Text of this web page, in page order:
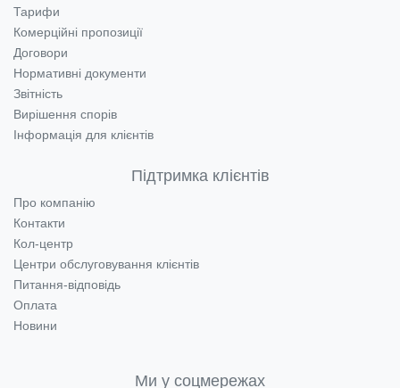
Тарифи
Комерційні пропозиції
Договори
Нормативні документи
Звітність
Вирішення спорів
Інформація для клієнтів
Підтримка клієнтів
Про компанію
Контакти
Кол-центр
Центри обслуговування клієнтів
Питання-відповідь
Оплата
Новини
Ми у соцмережах